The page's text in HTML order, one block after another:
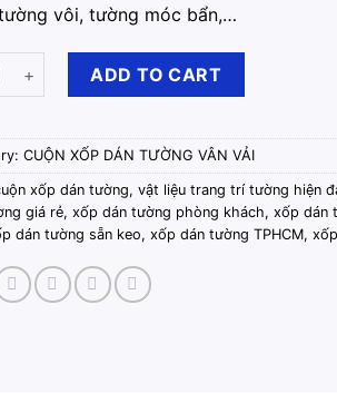
vôi, tường móc bẩn,…
Xốp Dán Tường Vân Vải Sẵn Keo 10m x
ADD TO CART
CUỘN XỐP DÁN TƯỜNG VÂN VẢI
xốp dán tường, vật liệu trang trí tường hiện
giá rẻ, xốp dán tường phòng khách, xốp dán
dán tường sẵn keo, xốp dán tường TPHCM,